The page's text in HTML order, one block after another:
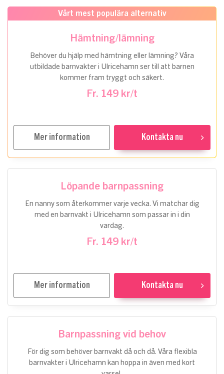
Löpande barnpassning
En nanny som återkommer varje vecka. Vi matchar dig
med en barnvakt i Ulricehamn som passar in i din
vardag.
Fr. 149 kr/t
Kontakta nu
Mer information
Vårt mest populära alternativ
Hämtning/lämning
Behöver du hjälp med hämtning eller lämning? Våra
utbildade barnvakter i Ulricehamn ser till att barnen
kommer fram tryggt och säkert.
Fr. 149 kr/t
Kontakta nu
Mer information
Barnpassning vid behov
För dig som behöver barnvakt då och då. Våra flexibla
barnvakter i Ulricehamn kan hoppa in även med kort